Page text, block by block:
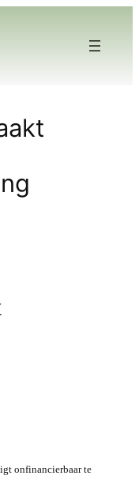
onfinancierbaar te